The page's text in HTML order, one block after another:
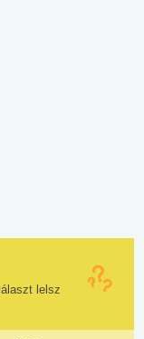
lelsz